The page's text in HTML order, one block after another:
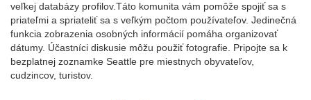
veľkej databázy profilov.Táto komunita vám pomôže spojiť sa s
priateľmi a spriateliť sa s veľkým počtom používateľov. Jedinečná
funkcia zobrazenia osobných informácií pomáha organizovať
dátumy. Účastníci diskusie môžu použiť fotografie. Pripojte sa k
bezplatnej zoznamke Seattle pre miestnych obyvateľov,
cudzincov, turistov.